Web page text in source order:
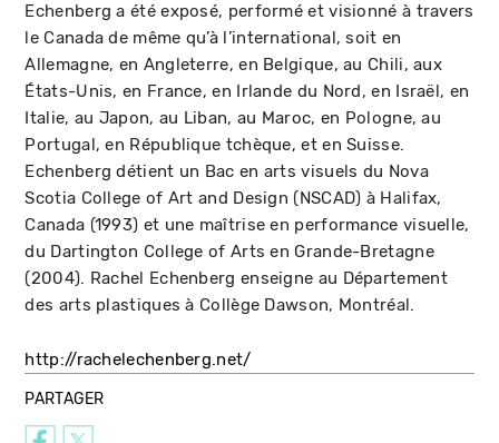
Echenberg a été exposé, performé et visionné à travers
le Canada de même qu’à l’international, soit en
Allemagne, en Angleterre, en Belgique, au Chili, aux
États-Unis, en France, en Irlande du Nord, en Israël, en
Italie, au Japon, au Liban, au Maroc, en Pologne, au
Portugal, en République tchèque, et en Suisse.
Echenberg détient un Bac en arts visuels du Nova
Scotia College of Art and Design (NSCAD) à Halifax,
Canada (1993) et une maîtrise en performance visuelle,
du Dartington College of Arts en Grande-Bretagne
(2004). Rachel Echenberg enseigne au Département
des arts plastiques à Collège Dawson, Montréal.
http://rachelechenberg.net/
PARTAGER